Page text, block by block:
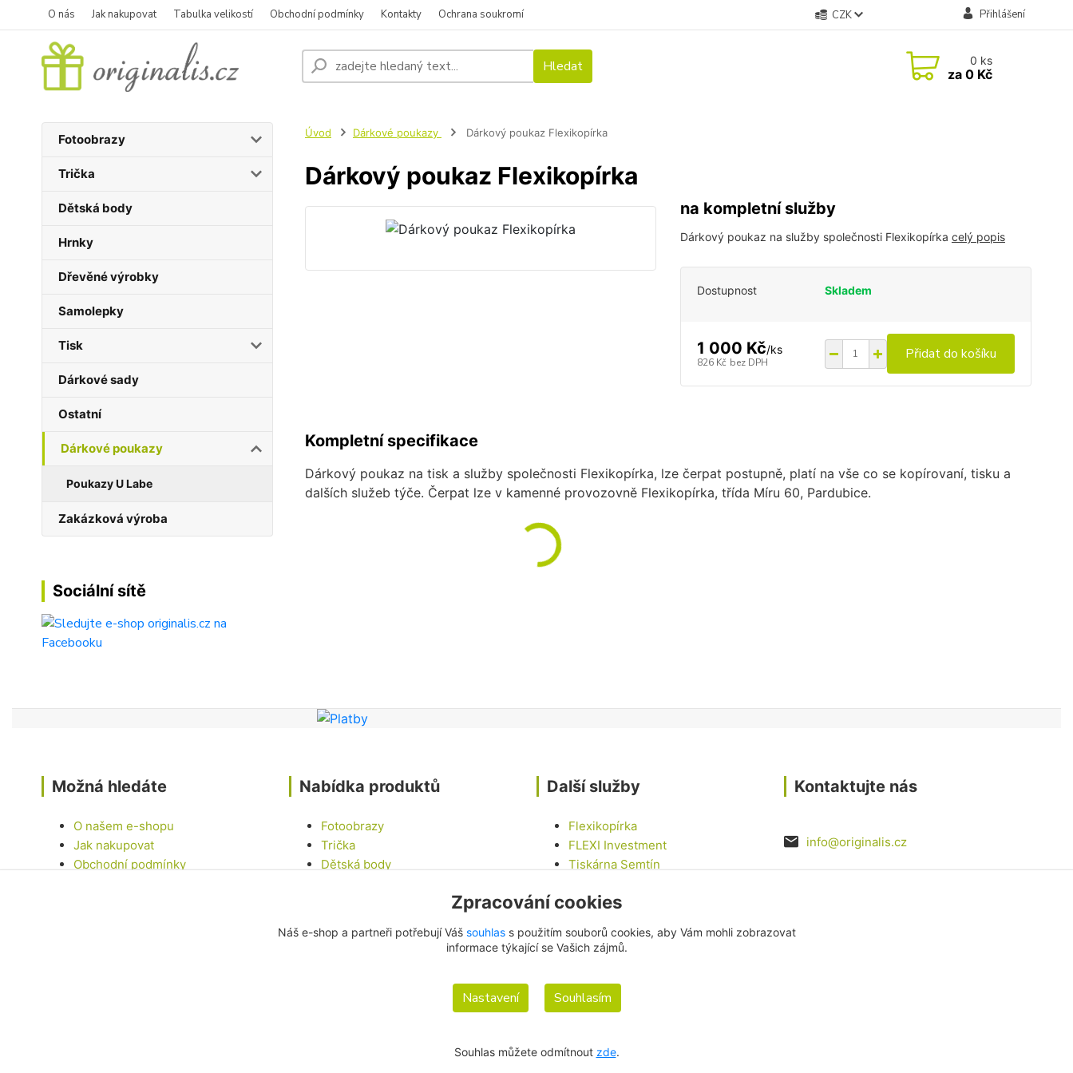
O nás Jak nakupovat Tabulka velikostí Obchodní podmínky Kontakty Ochrana soukromí CZK Přihlášení
Hledat 0 ks
za0 Kč
Fotoobrazy
Trička
Dětská body
Hrnky
Dřevěné výrobky
Samolepky
Tisk
Dárkové sady
Ostatní
Dárkové poukazy
Poukazy U Labe
Zakázková výroba
Sociální sítě
Úvod Dárkové poukazy Dárkový poukaz Flexikopírka
Dárkový poukaz Flexikopírka
na kompletní služby
Dárkový poukaz na služby společnosti Flexikopírka celý popis
Dostupnost Skladem
1 000 Kč/ks
826 Kč bez DPH Přidat do košíku
Kompletní specifikace
Dárkový poukaz na tisk a služby společnosti Flexikopírka, lze čerpat postupně, platí na vše co se kopírovaní, tisku a
dalších služeb týče. Čerpat lze v kamenné provozovně Flexikopírka, třída Míru 60, Pardubice.
Možná hledáte
O našem e-shopu
Jak nakupovat
Obchodní podmínky
Nabídka produktů
Fotoobrazy
Trička
Dětská body
Ostatní
Další služby
Flexikopírka
FLEXI Investment
Tiskárna Semtín
Chalupa na vesnici
Kontaktujte nás
info@originalis.cz
Zpracování cookies
Náš e-shop a partneři potřebují Váš souhlass použitím souborů cookies, aby Vám mohli zobrazovat
informace týkající se Vašich zájmů.
Nastavení Souhlasím
Souhlas můžete odmítnout zde.